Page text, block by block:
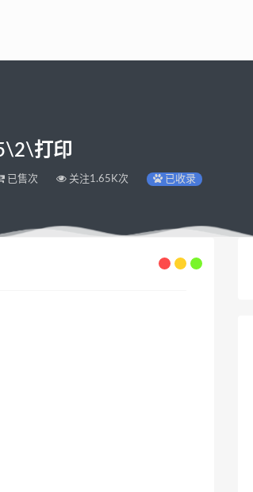
打印
已售次 关注1.65K次 已收录